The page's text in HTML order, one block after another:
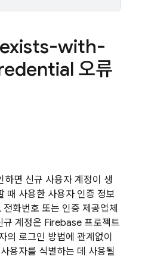
with-
오류
하면 신규 사용자 계정이 생
때 사용한 사용자 인증 정보
화번호 또는 인증 제공업체
규 계정은 Firebase 프로젝트
의 로그인 방법에 관계없이
용자를 식별하는 데 사용될